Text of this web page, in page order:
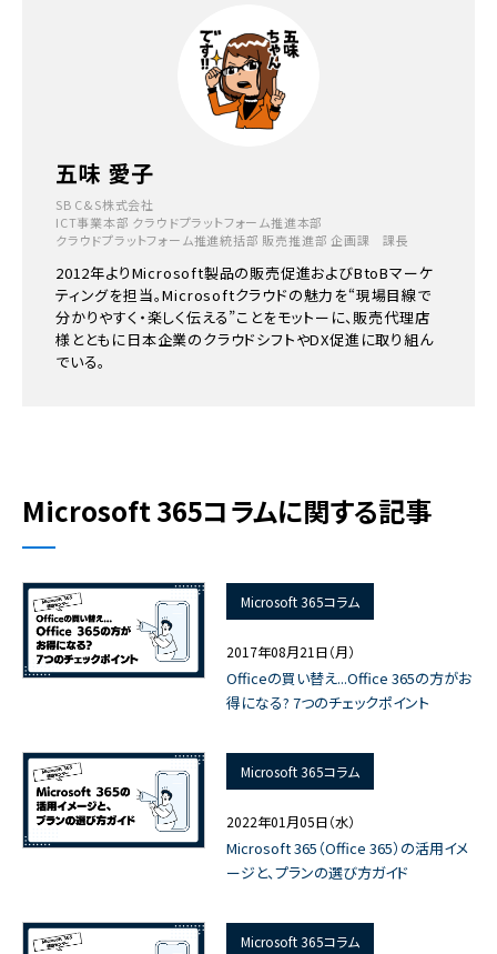
五味 愛子
SB C&S株式会社
ICT事業本部 クラウドプラットフォーム推進本部
クラウドプラットフォーム推進統括部 販売推進部 企画課 課長
2012年よりMicrosoft製品の販売促進およびBtoBマーケ
ティングを担当。Microsoftクラウドの魅力を“現場目線で
分かりやすく・楽しく伝える”ことをモットーに、販売代理店
様とともに日本企業のクラウドシフトやDX促進に取り組ん
でいる。
Microsoft 365コラムに関する記事
Microsoft 365コラム
2017年08月21日（月）
Officeの買い替え...Office 365の方がお
得になる? 7つのチェックポイント
Microsoft 365コラム
2022年01月05日（水）
Microsoft 365（Office 365）の活用イメ
ージと、プランの選び方ガイド
Microsoft 365コラム